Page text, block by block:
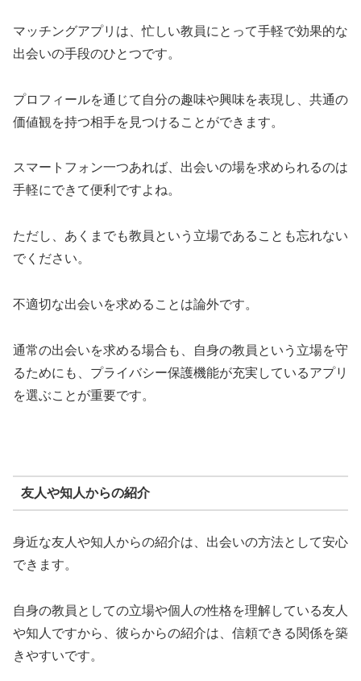
マッチングアプリは、忙しい教員にとって手軽で効果的な
出会いの手段のひとつです。
プロフィールを通じて自分の趣味や興味を表現し、共通の
価値観を持つ相手を見つけることができます。
スマートフォン一つあれば、出会いの場を求められるのは
手軽にできて便利ですよね。
ただし、あくまでも教員という立場であることも忘れない
でください。
不適切な出会いを求めることは論外です。
通常の出会いを求める場合も、自身の教員という立場を守
るためにも、プライバシー保護機能が充実しているアプリ
を選ぶことが重要です。
友人や知人からの紹介
身近な友人や知人からの紹介は、出会いの方法として安心
できます。
自身の教員としての立場や個人の性格を理解している友人
や知人ですから、彼らからの紹介は、信頼できる関係を築
きやすいです。